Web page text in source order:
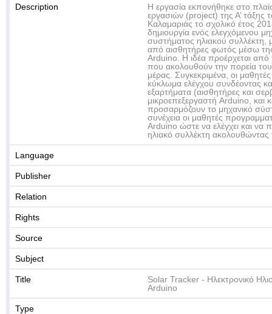
Description
Η εργασία εκπονήθηκε στο
εργασιών (project) της Α’ τάξης
Καλαμαριάς το σχολικό έτος
δημιουργία ενός ελεγχόμενου
συστήματος ηλιακού συλλέκτη,
από αισθητήρες φωτός μέσω
Arduino. Η ιδέα προέρχεται από
που ακολουθούν την πορεία του
μέρας. Συγκεκριμένα, οι
κύκλωμα ελέγχου συνδέοντας
εξαρτήματα (αισθητήρες και
μικροεπεξεργαστή Arduino, και
προσαρμόζουν το μηχανικό
συνέχεια οι μαθητές
Arduino ώστε να ελέγχει και να
ηλιακό συλλέκτη ακολουθώντας
Language
Publisher
Relation
Rights
Source
Subject
Title
Solar Tracker - Ηλεκτρονικό
Arduino
Type